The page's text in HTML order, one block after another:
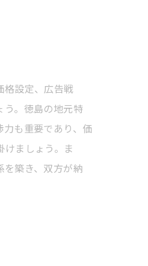
格設定、広告戦
。徳島の地元特
も重要であり、価
ましょう。ま
築き、双方が納